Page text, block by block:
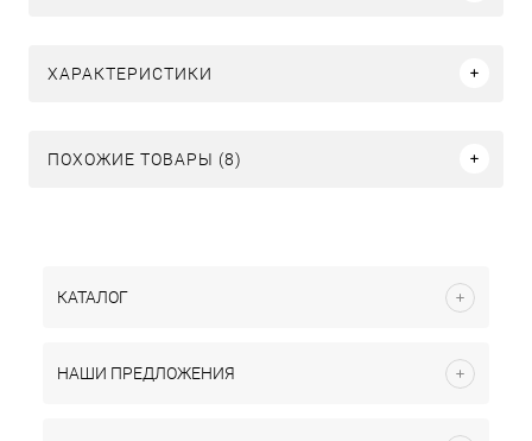
ХАРАКТЕРИСТИКИ
ПОХОЖИЕ ТОВАРЫ (8)
КАТАЛОГ
НАШИ ПРЕДЛОЖЕНИЯ